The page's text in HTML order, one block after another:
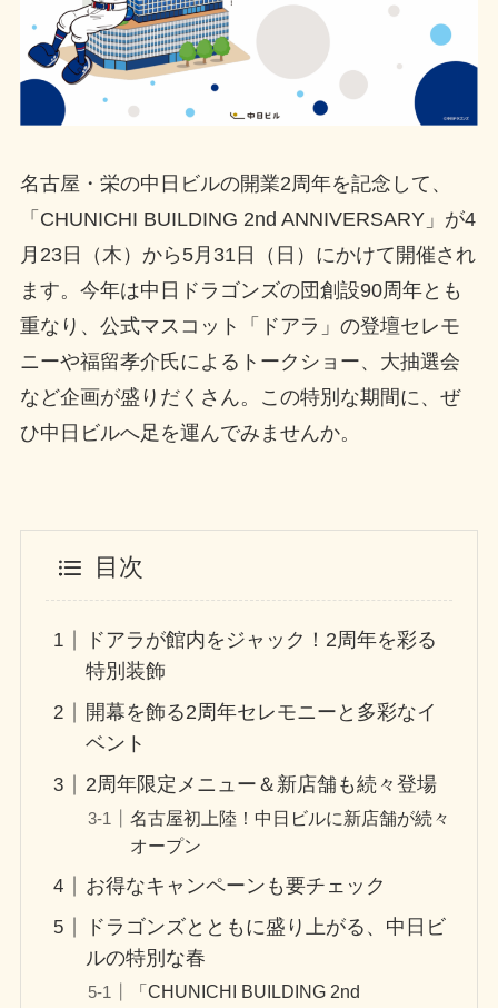
名古屋・栄の中日ビルの開業2周年を記念して、
「CHUNICHI BUILDING 2nd ANNIVERSARY」が4
月23日（木）から5月31日（日）にかけて開催され
ます。今年は中日ドラゴンズの団創設90周年とも
重なり、公式マスコット「ドアラ」の登壇セレモ
ニーや福留孝介氏によるトークショー、大抽選会
など企画が盛りだくさん。この特別な期間に、ぜ
ひ中日ビルへ足を運んでみませんか。
目次
ドアラが館内をジャック！2周年を彩る
特別装飾
開幕を飾る2周年セレモニーと多彩なイ
ベント
2周年限定メニュー＆新店舗も続々登場
名古屋初上陸！中日ビルに新店舗が続々
オープン
お得なキャンペーンも要チェック
ドラゴンズとともに盛り上がる、中日ビ
ルの特別な春
「CHUNICHI BUILDING 2nd